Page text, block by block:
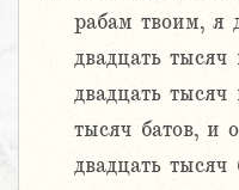
рабам твоим,
двадцать
двадцать
тысяч батов, и
двадцать тысяч